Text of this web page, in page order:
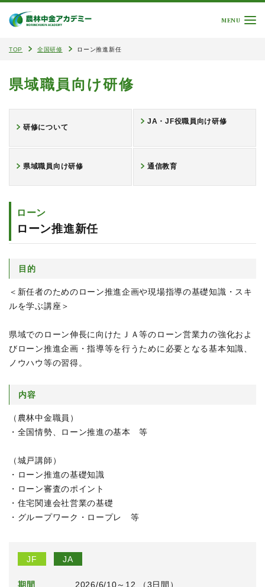
MENU
TOP 全国研修 ローン推進新任
県域職員向け研修
研修について
JA・JF役職員向け研修
県域職員向け研修 通信教育
ローン
ローン推進新任
目的
＜新任者のためのローン推進企画や現場指導の基礎知識・スキ
ルを学ぶ講座＞
県域でのローン伸長に向けたＪＡ等のローン営業力の強化およ
びローン推進企画・指導等を行うために必要となる基本知識、
ノウハウ等の習得。
内容
（農林中金職員）
・全国情勢、ローン推進の基本 等
（城戸講師）
・ローン推進の基礎知識
・ローン審査のポイント
・住宅関連会社営業の基礎
・グループワーク・ロープレ 等
JF JA
期間 2026/6/10～12 （3日間）